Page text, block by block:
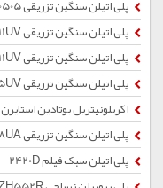
پلی اتیلن سنگین تزریقی 60505
پلی اتیلن سنگین تزریقی 52511UV
پلی اتیلن سنگین تزریقی 60511UV
پلی اتیلن سنگین تزریقی 52505UV
اکریلونیتریل بوتادین استایرن 0150
پلی اتیلن سنگین تزریقی 5218UA
پلی اتیلن سبک فیلم 2420D